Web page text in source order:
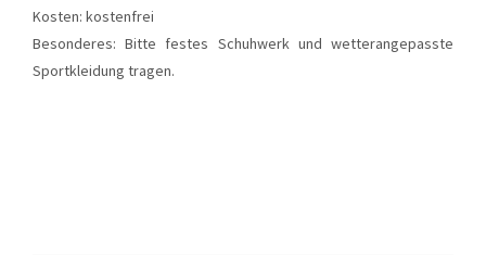
Kosten: kostenfrei
Besonderes: Bitte festes Schuhwerk und wetterangepasste
Sportkleidung tragen.